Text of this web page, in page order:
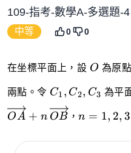
109-指考-數學A-多選題-4
中等 0 0
在坐標平面上，設 O
O 為原
兩點。令 C1 , C2, C3 為平
OA + n OB ，n=1,2,3
n = 1, 2, 3